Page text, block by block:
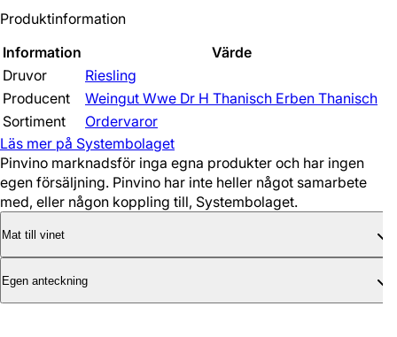
Produktinformation
Information
Värde
Druvor
Riesling
Producent
Weingut Wwe Dr H Thanisch Erben Thanisch
Sortiment
Ordervaror
Läs mer på Systembolaget
Pinvino marknadsför inga egna produkter och har ingen
egen försäljning. Pinvino har inte heller något samarbete
med, eller någon koppling till, Systembolaget.
Mat till vinet
Egen anteckning